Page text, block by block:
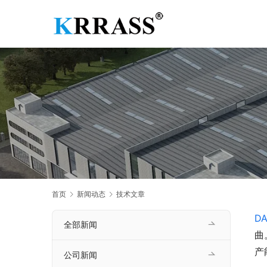
首页 新闻动态 技术文章
曲
产
全部新闻
公司新闻